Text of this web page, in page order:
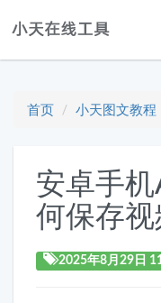
首页 小天图文教程
安卓手
何保存
2025年8月29日